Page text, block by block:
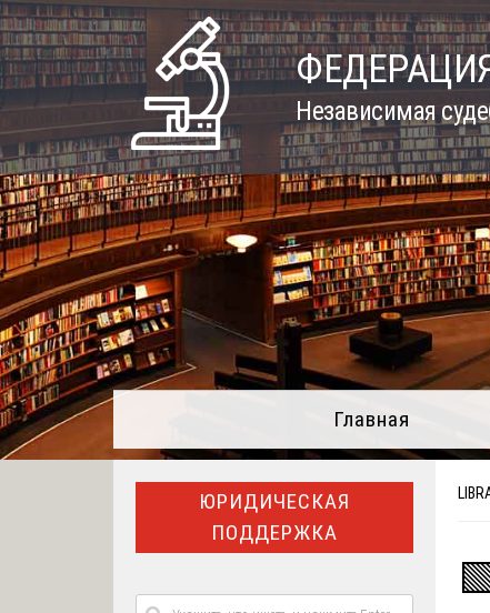
Skip
to
content
Независимая
Главная
ЮРИДИЧЕСКАЯ
ПОДДЕРЖКА